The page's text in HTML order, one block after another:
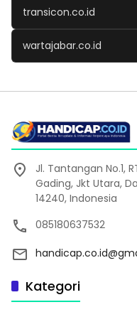
transicon.co.id
wartajabar.co.id
Jl. Tantangan No.1,
Gading, Jkt Utara,
14240, Indonesia
085180637532
Kategori